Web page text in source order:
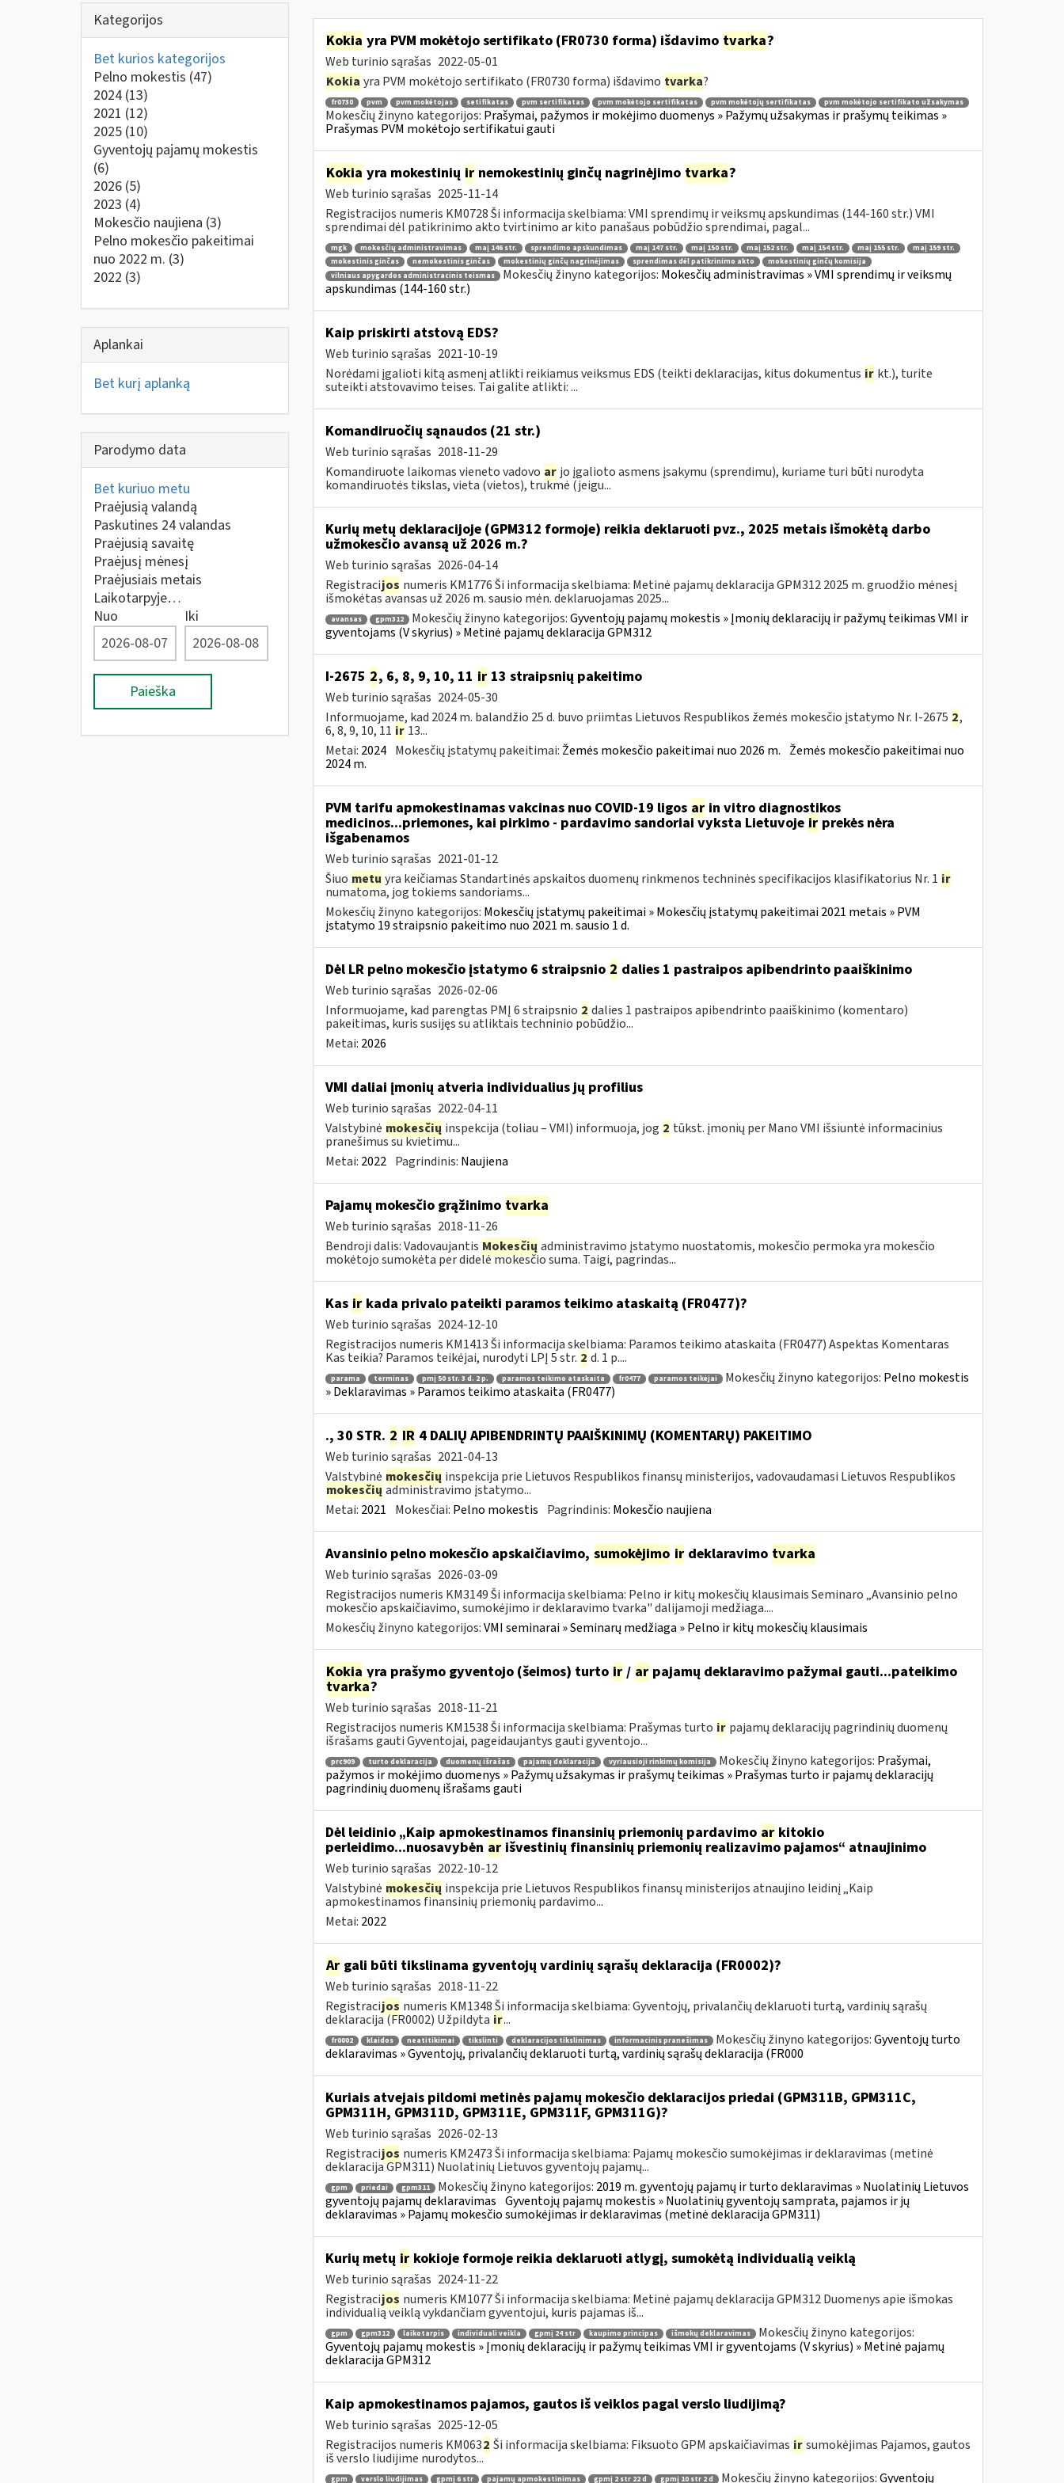
Kategorijos
Bet kurios kategorijos
Pelno mokestis (47)
2024 (13)
2021 (12)
2025 (10)
Gyventojų pajamų mokestis
(6)
2026 (5)
2023 (4)
Mokesčio naujiena (3)
Pelno mokesčio pakeitimai
nuo 2022 m. (3)
2022 (3)
Aplankai
Bet kurį aplanką
Parodymo data
Bet kuriuo metu
Praėjusią valandą
Paskutines 24 valandas
Praėjusią savaitę
Praėjusį mėnesį
Praėjusiais metais
Laikotarpyje…
Nuo
Iki
Paieška
Kokia yra PVM mokėtojo sertifikato (FR0730 forma) išdavimo tvarka?
Web turinio sąrašas 2022-05-01
Kokia yra PVM mokėtojo sertifikato (FR0730 forma) išdavimo tvarka?
fr0730 pvm pvm mokėtojas setifikatas pvm sertifikatas pvm mokėtojo sertifikatas pvm mokėtojų sertifikatas pvm mokėtojo sertifikato užsakymas
Mokesčių žinyno kategorijos: Prašymai, pažymos ir mokėjimo duomenys » Pažymų užsakymas ir prašymų teikimas »
Prašymas PVM mokėtojo sertifikatui gauti
Kokia yra mokestinių irnemokestinių ginčų nagrinėjimo tvarka?
Web turinio sąrašas 2025-11-14
Registracijos numeris KM0728 Ši informacija skelbiama: VMI sprendimų ir veiksmų apskundimas (144-160 str.) VMI
sprendimai dėl patikrinimo akto tvirtinimo ar kito panašaus pobūdžio sprendimai, pagal...
mgk mokesčių administravimas maį 146 str. sprendimo apskundimas maį 147 str. maį 150 str. maį 152 str. maį 154 str. maį 155 str.
maį 159 str.
mokestinis ginčas
nemokestinis ginčas mokestinių ginčų nagrinėjimas sprendimas dėl patikrinimo akto
mokestinių ginčų komisija
vilniaus apygardos administracinis teismas
Mokesčių žinyno kategorijos: Mokesčių administravimas » VMI sprendimų ir veiksmų
apskundimas (144-160 str.)
Kaip priskirti atstovą EDS?
Web turinio sąrašas 2021-10-19
Norėdami įgalioti kitą asmenį atlikti reikiamus veiksmus EDS (teikti deklaracijas, kitus dokumentus ir kt.), turite
suteikti atstovavimo teises. Tai galite atlikti: ...
Komandiruočių sąnaudos (21 str.)
Web turinio sąrašas 2018-11-29
Komandiruote laikomas vieneto vadovo ar jo įgalioto asmens įsakymu (sprendimu), kuriame turi būti nurodyta
komandiruotės tikslas, vieta (vietos), trukmė (jeigu...
Kurių metų deklaracijoje (GPM312 formoje) reikia deklaruoti pvz., 2025 metais išmokėtą darbo
užmokesčio avansą už 2026 m.?
Web turinio sąrašas 2026-04-14
Registracijos numeris KM1776 Ši informacija skelbiama: Metinė pajamų deklaracija GPM312 2025 m. gruodžio mėnesį
išmokėtas avansas už 2026 m. sausio mėn. deklaruojamas 2025...
avansas gpm312 Mokesčių žinyno kategorijos:Gyventojų pajamų mokestis » Įmonių deklaracijų ir pažymų teikimas VMI ir
gyventojams (V skyrius) » Metinė pajamų deklaracija GPM312
I-2675 2, 6, 8, 9, 10, 11 ir13 straipsnių pakeitimo
Web turinio sąrašas 2024-05-30
Informuojame, kad 2024 m. balandžio 25 d. buvo priimtas Lietuvos Respublikos žemės mokesčio įstatymo Nr. I-2675 2,
6, 8, 9, 10, 11 ir 13...
Metai: 2024 Mokesčių įstatymų pakeitimai: Žemės mokesčio pakeitimai nuo 2026 m. Žemės mokesčio pakeitimai nuo
2024 m.
PVM tarifu apmokestinamas vakcinas nuo COVID-19 ligos arin vitro diagnostikos
medicinos...priemones, kai pirkimo - pardavimo sandoriai vyksta Lietuvoje irprekės nėra
išgabenamos
Web turinio sąrašas 2021-01-12
Šiuo metu yra keičiamas Standartinės apskaitos duomenų rinkmenos techninės specifikacijos klasifikatorius Nr. 1 ir
numatoma, jog tokiems sandoriams...
Mokesčių žinyno kategorijos: Mokesčių įstatymų pakeitimai » Mokesčių įstatymų pakeitimai 2021 metais » PVM
įstatymo 19 straipsnio pakeitimo nuo 2021 m. sausio 1 d.
Dėl LR pelno mokesčio įstatymo 6 straipsnio 2 dalies 1 pastraipos apibendrinto paaiškinimo
Web turinio sąrašas 2026-02-06
Informuojame, kad parengtas PMĮ 6 straipsnio 2 dalies 1 pastraipos apibendrinto paaiškinimo (komentaro)
pakeitimas, kuris susijęs su atliktais techninio pobūdžio...
Metai: 2026
VMI daliai įmonių atveria individualius jų profilius
Web turinio sąrašas 2022-04-11
Valstybinė mokesčių inspekcija (toliau – VMI) informuoja, jog 2 tūkst. įmonių per Mano VMI išsiuntė informacinius
pranešimus su kvietimu...
Metai: 2022 Pagrindinis: Naujiena
Pajamų mokesčio grąžinimo tvarka
Web turinio sąrašas 2018-11-26
Bendroji dalis: Vadovaujantis Mokesčių administravimo įstatymo nuostatomis, mokesčio permoka yra mokesčio
mokėtojo sumokėta per didelė mokesčio suma. Taigi, pagrindas...
Kas irkada privalo pateikti paramos teikimo ataskaitą (FR0477)?
Web turinio sąrašas 2024-12-10
Registracijos numeris KM1413 Ši informacija skelbiama: Paramos teikimo ataskaita (FR0477) Aspektas Komentaras
Kas teikia? Paramos teikėjai, nurodyti LPĮ 5 str. 2 d. 1 p....
parama terminas pmį 50 str. 3 d. 2 p. paramos teikimo ataskaita fr0477 paramos teikėjai Mokesčių žinyno kategorijos: Pelno mokestis
» Deklaravimas » Paramos teikimo ataskaita (FR0477)
., 30 STR. 2 IR 4 DALIŲ APIBENDRINTŲ PAAIŠKINIMŲ (KOMENTARŲ) PAKEITIMO
Web turinio sąrašas 2021-04-13
Valstybinė mokesčių inspekcija prie Lietuvos Respublikos finansų ministerijos, vadovaudamasi Lietuvos Respublikos
mokesčių administravimo įstatymo...
Metai: 2021 Mokesčiai: Pelno mokestis Pagrindinis: Mokesčio naujiena
Avansinio pelno mokesčio apskaičiavimo, sumokėjimo irdeklaravimo tvarka
Web turinio sąrašas 2026-03-09
Registracijos numeris KM3149 Ši informacija skelbiama: Pelno ir kitų mokesčių klausimais Seminaro „Avansinio pelno
mokesčio apskaičiavimo, sumokėjimo ir deklaravimo tvarka" dalijamoji medžiaga....
Mokesčių žinyno kategorijos:VMI seminarai » Seminarų medžiaga » Pelno ir kitų mokesčių klausimais
Kokiayra prašymo gyventojo (šeimos) turto ir/ arpajamų deklaravimo pažymai gauti...pateikimo
tvarka?
Web turinio sąrašas 2018-11-21
Registracijos numeris KM1538 Ši informacija skelbiama: Prašymas turto ir pajamų deklaracijų pagrindinių duomenų
išrašams gauti Gyventojai, pageidaujantys gauti gyventojo...
prc909 turto deklaracija duomenų išrašas pajamų deklaracija vyriausioji rinkimų komisija Mokesčių žinyno kategorijos: Prašymai,
pažymos ir mokėjimo duomenys » Pažymų užsakymas ir prašymų teikimas » Prašymas turto ir pajamų deklaracijų
pagrindinių duomenų išrašams gauti
Dėl leidinio „Kaip apmokestinamos finansinių priemonių pardavimo arkitokio
perleidimo...nuosavybėn arišvestinių finansinių priemonių realizavimo pajamos“ atnaujinimo
Web turinio sąrašas 2022-10-12
Valstybinė mokesčių inspekcija prie Lietuvos Respublikos finansų ministerijos atnaujino leidinį „Kaip
apmokestinamos finansinių priemonių pardavimo...
Metai: 2022
Argali būti tikslinama gyventojų vardinių sąrašų deklaracija (FR0002)?
Web turinio sąrašas 2018-11-22
Registracijos numeris KM1348 Ši informacija skelbiama: Gyventojų, privalančių deklaruoti turtą, vardinių sąrašų
deklaracija (FR0002) Užpildyta ir...
fr0002 klaidos neatitikimai tikslinti deklaracijos tikslinimas informacinis pranešimas Mokesčių žinyno kategorijos:Gyventojų turto
deklaravimas » Gyventojų, privalančių deklaruoti turtą, vardinių sąrašų deklaracija (FR000
Kuriais atvejais pildomi metinės pajamų mokesčio deklaracijos priedai (GPM311B, GPM311C,
GPM311H, GPM311D, GPM311E, GPM311F, GPM311G)?
Web turinio sąrašas 2026-02-13
Registracijos numeris KM2473 Ši informacija skelbiama: Pajamų mokesčio sumokėjimas ir deklaravimas (metinė
deklaracija GPM311) Nuolatinių Lietuvos gyventojų pajamų...
gpm priedai gpm311 Mokesčių žinyno kategorijos: 2019 m. gyventojų pajamų ir turto deklaravimas » Nuolatinių Lietuvos
gyventojų pajamų deklaravimas Gyventojų pajamų mokestis » Nuolatinių gyventojų samprata, pajamos ir jų
deklaravimas » Pajamų mokesčio sumokėjimas ir deklaravimas (metinė deklaracija GPM311)
Kurių metų irkokioje formoje reikia deklaruoti atlygį, sumokėtą individualią veiklą
Web turinio sąrašas 2024-11-22
Registracijos numeris KM1077 Ši informacija skelbiama: Metinė pajamų deklaracija GPM312 Duomenys apie išmokas
individualią veiklą vykdančiam gyventojui, kuris pajamas iš...
gpm gpm312 laikotarpis individuali veikla gpmį 24 str kaupimo principas išmokų deklaravimas
Mokesčių žinyno kategorijos:
Gyventojų pajamų mokestis » Įmonių deklaracijų ir pažymų teikimas VMI ir gyventojams (V skyrius) » Metinė pajamų
deklaracija GPM312
Kaip apmokestinamos pajamos, gautos iš veiklos pagal verslo liudijimą?
Web turinio sąrašas 2025-12-05
Registracijos numeris KM0632 Ši informacija skelbiama: Fiksuoto GPM apskaičiavimas ir sumokėjimas Pajamos, gautos
iš verslo liudijime nurodytos...
gpm verslo liudijimas gpmį 6 str pajamų apmokestinimas gpmį 2 str 22 d gpmį 10 str 2 d Mokesčių žinyno kategorijos:Gyventojų